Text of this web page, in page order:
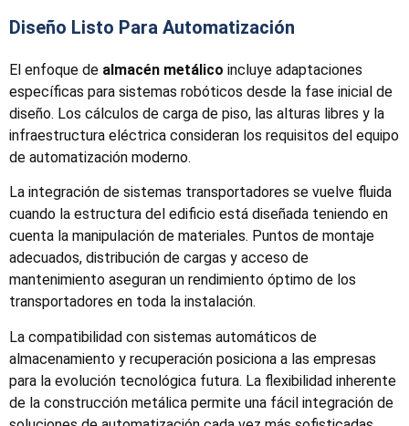
Diseño Listo Para Automatización
El enfoque de almacén metálico incluye adaptaciones
específicas para sistemas robóticos desde la fase inicial de
diseño. Los cálculos de carga de piso, las alturas libres y la
infraestructura eléctrica consideran los requisitos del equipo
de automatización moderno.
La integración de sistemas transportadores se vuelve fluida
cuando la estructura del edificio está diseñada teniendo en
cuenta la manipulación de materiales. Puntos de montaje
adecuados, distribución de cargas y acceso de
mantenimiento aseguran un rendimiento óptimo de los
transportadores en toda la instalación.
La compatibilidad con sistemas automáticos de
almacenamiento y recuperación posiciona a las empresas
para la evolución tecnológica futura. La flexibilidad inherente
de la construcción metálica permite una fácil integración de